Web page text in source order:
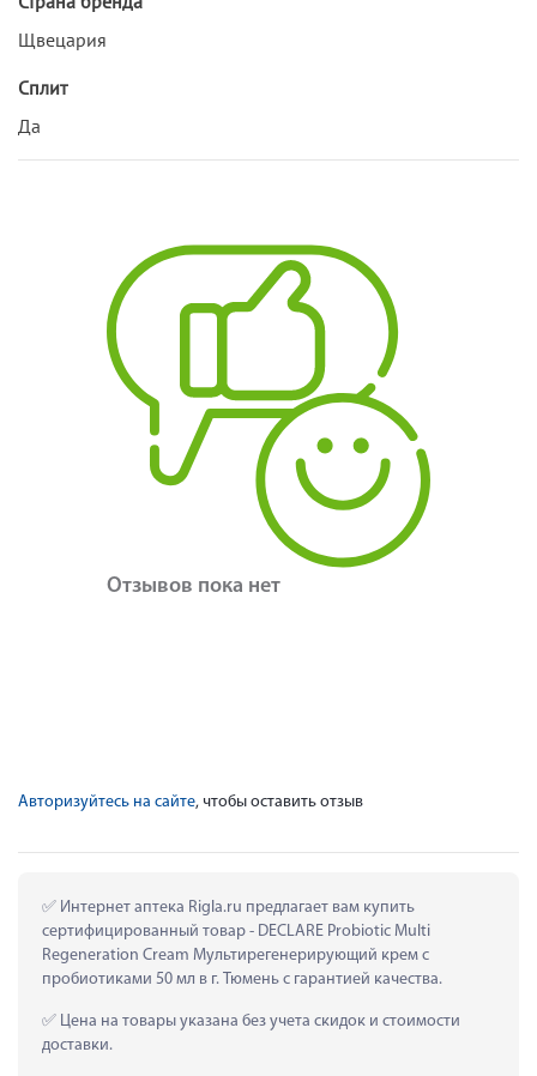
Щвецария
Сплит
Да
Отзывов пока нет
Авторизуйтесь на сайте, чтобы оставить отзыв
Интернет аптека Rigla.ru предлагает вам купить
сертифицированный товар - DECLARE Probiotic Multi
Regeneration Cream Мультирегенерирующий крем с
пробиотиками 50 мл в г. Тюмень с гарантией качества.
Цена на товары указана без учета скидок и стоимости
доставки.